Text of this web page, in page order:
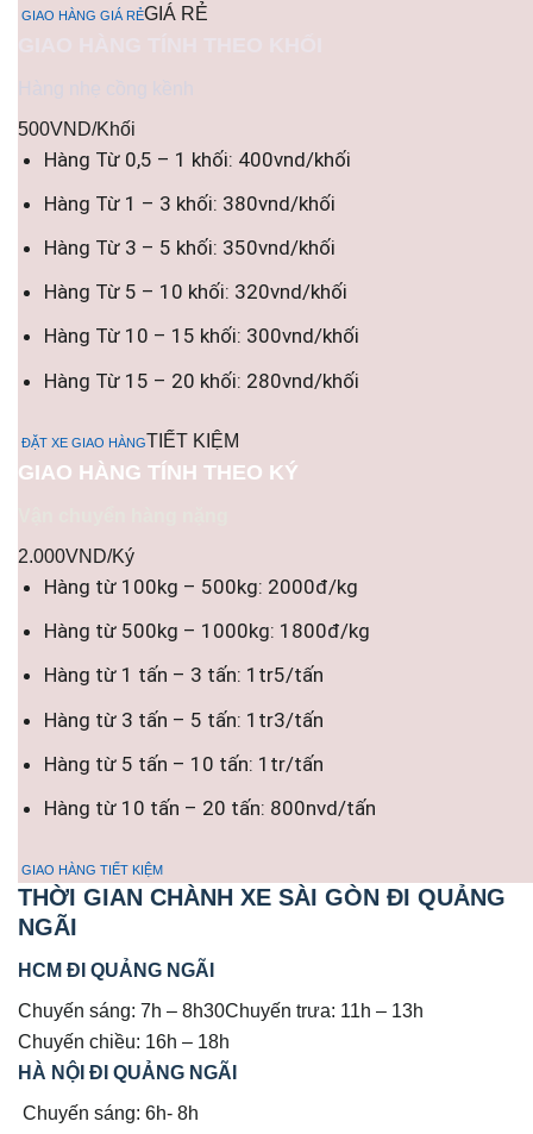
GIAO HÀNG GIÁ RẺGIÁ RẺ
500VND/Khối
Hàng Từ 0,5 – 1 khối: 400vnd/khối
Hàng Từ 1 – 3 khối: 380vnd/khối
Hàng Từ 3 – 5 khối: 350vnd/khối
Hàng Từ 5 – 10 khối: 320vnd/khối
Hàng Từ 10 – 15 khối: 300vnd/khối
Hàng Từ 15 – 20 khối: 280vnd/khối
ĐẶT XE GIAO HÀNGTIẾT KIỆM
GIAO HÀNG TÍNH THEO KÝ
2.000VND/Ký
Hàng từ 100kg – 500kg: 2000đ/kg
Hàng từ 500kg – 1000kg: 1800đ/kg
Hàng từ 1 tấn – 3 tấn: 1tr5/tấn
Hàng từ 3 tấn – 5 tấn: 1tr3/tấn
Hàng từ 5 tấn – 10 tấn: 1tr/tấn
Hàng từ 10 tấn – 20 tấn: 800nvd/tấn
GIAO HÀNG TIẾT KIỆM
THỜI GIAN CHÀNH XE SÀI GÒN ĐI QUẢNG
NGÃI
HCM ĐI QUẢNG NGÃI
Chuyến sáng: 7h – 8h30Chuyến trưa: 11h – 13h
Chuyến chiều: 16h – 18h
HÀ NỘI ĐI QUẢNG NGÃI
Chuyến sáng: 6h- 8h